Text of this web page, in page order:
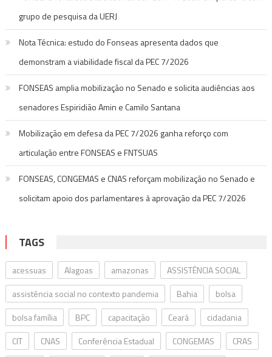
grupo de pesquisa da UERJ
Nota Técnica: estudo do Fonseas apresenta dados que
demonstram a viabilidade fiscal da PEC 7/2026
FONSEAS amplia mobilização no Senado e solicita audiências aos
senadores Espiridião Amin e Camilo Santana
Mobilização em defesa da PEC 7/2026 ganha reforço com
articulação entre FONSEAS e FNTSUAS
FONSEAS, CONGEMAS e CNAS reforçam mobilização no Senado e
solicitam apoio dos parlamentares à aprovação da PEC 7/2026
TAGS
acessuas Alagoas amazonas
ASSISTÊNCIA SOCIAL
assistência social no contexto pandemia
Bahia
bolsa
bolsa família
BPC capacitação Ceará
cidadania
CIT
CNAS Conferência Estadual CONGEMAS
CRAS